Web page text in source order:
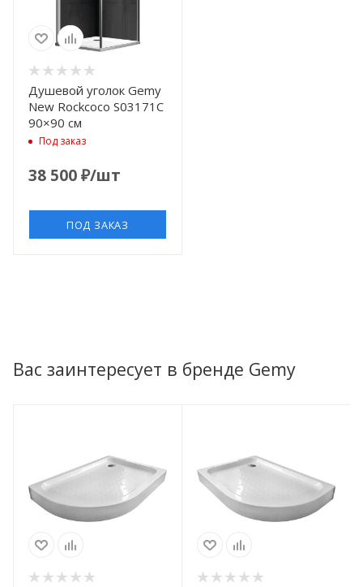
Душевой уголок Gemy
New Rockcoco S03171C
90×90 см
Под заказ
38 500₽/шт
ПОД ЗАКАЗ
Вас заинтересует в бренде Gemy